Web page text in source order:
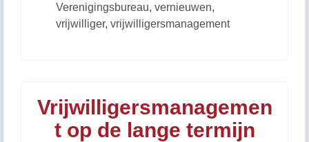
Verenigingsbureau, vernieuwen,
vrijwilliger, vrijwilligersmanagement
Vrijwilligersmanagemen
t op de lange termijn